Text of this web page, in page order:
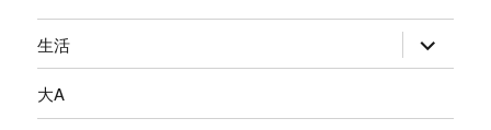
生活
开
大A